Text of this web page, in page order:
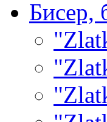
Бисер,